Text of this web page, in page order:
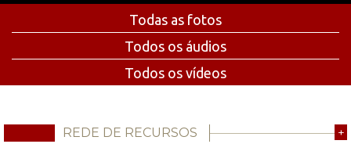
Todas as fotos
Todos os áudios
Todos os vídeos
REDE DE RECURSOS +